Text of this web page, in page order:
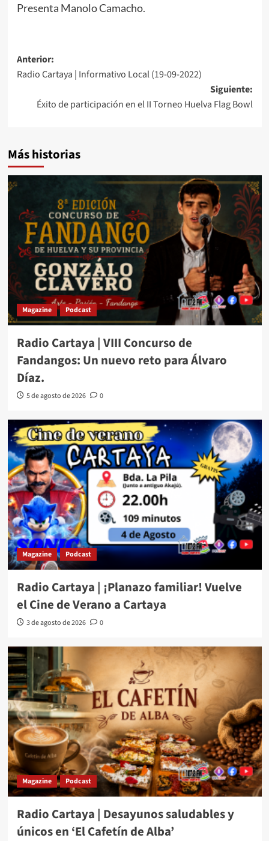
Presenta Manolo Camacho.
Anterior:
Radio Cartaya | Informativo Local (19-09-2022)
Siguiente:
Éxito de participación en el II Torneo Huelva Flag Bowl
Más historias
Magazine Podcast
Radio Cartaya | VIII Concurso de
Fandangos: Un nuevo reto para Álvaro
Díaz.
5 de agosto de 2026 0
Magazine Podcast
Radio Cartaya | ¡Planazo familiar! Vuelve
el Cine de Verano a Cartaya
3 de agosto de 2026 0
Magazine Podcast
Radio Cartaya | Desayunos saludables y
únicos en ‘El Cafetín de Alba’